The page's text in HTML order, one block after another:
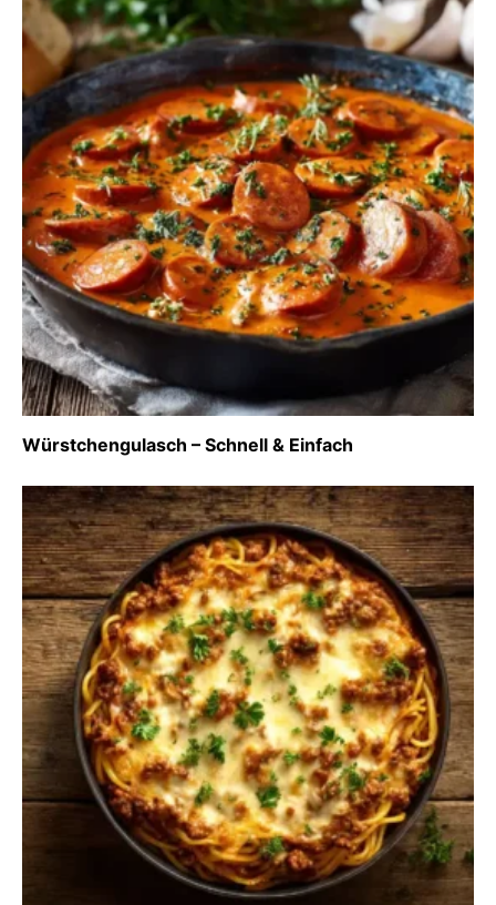
Würstchengulasch – Schnell & Einfach